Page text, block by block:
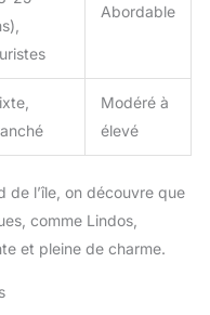
Abordable
Modéré à
élevé
de l’île, on découvre que
comme Lindos,
et pleine de charme.